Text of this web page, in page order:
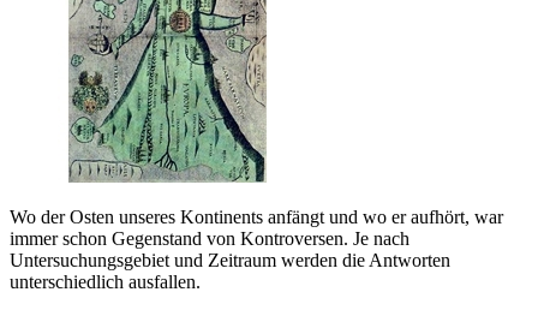
Wo der Osten unseres Kontinents anfängt und wo er aufhört, war
immer schon Gegenstand von Kontroversen. Je nach
Untersuchungsgebiet und Zeitraum werden die Antworten
unterschiedlich ausfallen.